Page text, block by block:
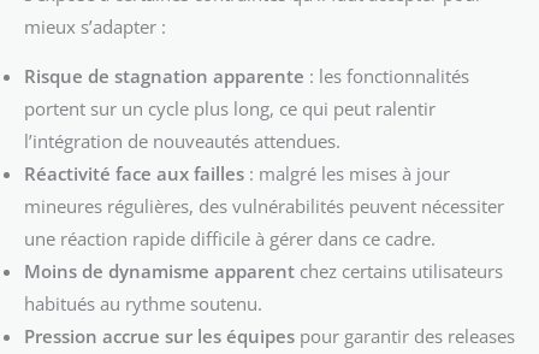
mieux s’adapter :
Risque de stagnation apparente : les fonctionnalités
portent sur un cycle plus long, ce qui peut ralentir
l’intégration de nouveautés attendues.
Réactivité face aux failles : malgré les mises à jour
mineures régulières, des vulnérabilités peuvent nécessiter
une réaction rapide difficile à gérer dans ce cadre.
Moins de dynamisme apparent chez certains utilisateurs
habitués au rythme soutenu.
Pression accrue sur les équipes pour garantir des releases